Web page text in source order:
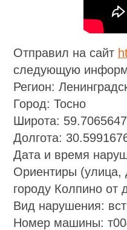
Отправил на сайт
следующую
Регион:
Город: Тосно
Широта:
Долгота:
Дата и время
Ориентиры (улица,
городу Колпино от
Вид нарушения:
Номер машины: